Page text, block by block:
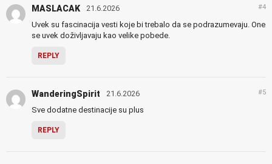
MASLACAK 21.6.2026 #4
Uvek su fascinacija vesti koje bi trebalo da se podrazumevaju. One
se uvek doživljavaju kao velike pobede.
REPLY
WanderingSpirit 21.6.2026 #5
Sve dodatne destinacije su plus
REPLY